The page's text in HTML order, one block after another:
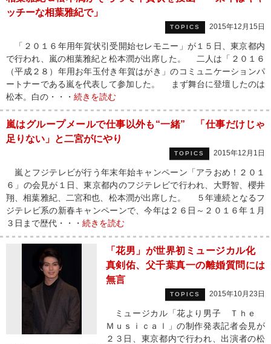
ッチーな相葉雅紀で」
TOPICS 2015年12月15日
「２０１６年用年賀状引受開始セレモニー」が１５日、東京都内
で行われ、嵐の相葉雅紀と松本潤が出席した。 二人は「２０１６
（平成２８）年用お年玉付き年賀はがき」のコミュニケーションパ
ートナーである嵐を代表して参加した。 まず舞台に登壇したのは
松本。白の・・・ 続きを読む
嵐はグループメールで仕事以外も“一緒” 「仕事だけじゃ
足りない」と二宮がにやり
TOPICS 2015年12月1日
嵐とフジテレビが行う年末年始キャンペーン「アラおめ！２０１
６」の会見が１日、東京都内のフジテレビで行われ、大野智、櫻井
翔、相葉雅紀、二宮和也、松本潤が出席した。 ５年連続となるフ
ジテレビ系の新春キャンペーンで、今年は２６日～２０１６年１月
３日まで歴代・・・ 続きを読む
「花男」が世界初ミュージカル化
真剣佑、父千葉真一の離婚質問には
無言
TOPICS 2015年10月23日
ミュージカル「花より男子 Ｔｈｅ
Ｍｕｓｉｃａｌ」の制作発表記者会見が
２３日、東京都内で行われ、出演者の松